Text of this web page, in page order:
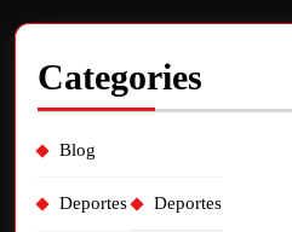
Categories
Blog
Deportes Deportes